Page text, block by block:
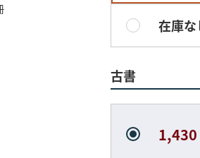
在庫な
古書
1,430